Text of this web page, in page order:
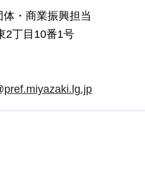
・商業振興担当
2丁目10番1号